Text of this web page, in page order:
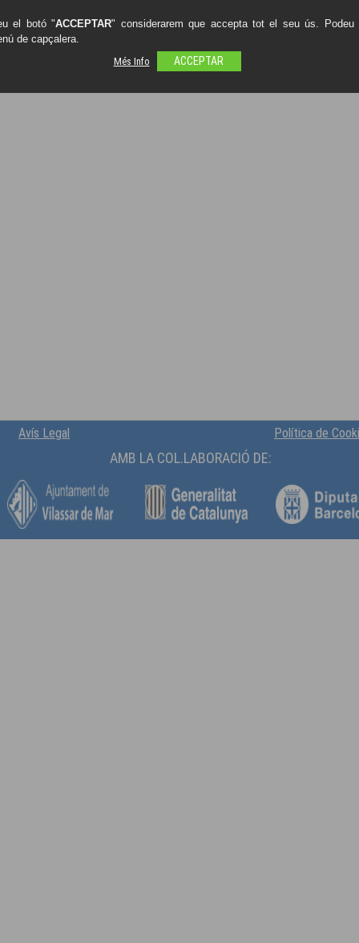
SATMATIC VILASSAR
Informàtica per a Empreses i particulars
Carrer Narcís Monturiol 83
Avís Legal Política de
AMB LA COL.LABORACIÓ DE:
el botó "ACCEPTAR" considerarem que accepta tot el seu ús.
de capçalera.
Més Info
ACCEPTAR